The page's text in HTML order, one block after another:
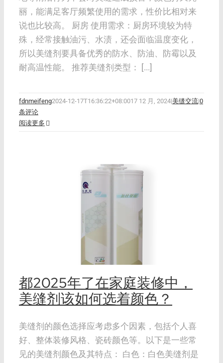
丽，能满足客厅频繁使用的需求，性价比相对来
说也比较高。 厨房 使用需求：厨房环境较为特
殊，经常接触油污、水渍，还会面临温度变化，
所以美缝剂要具备优秀的防水、防油、防霉以及
耐高温性能。 推荐美缝剂类型： [...]
fdnmeifeng2024-12-17T16:36:22+08:0017 12 月, 2024|美缝交流|0
条评论
阅读更多
都2025年了在家庭装修中，
美缝剂该如何选着颜色？
美缝剂的颜色选择应考虑多个因素，包括个人喜
好、整体装修风格、瓷砖颜色等。以下是一些常
见的美缝剂颜色及其特点： 白色：白色美缝剂是